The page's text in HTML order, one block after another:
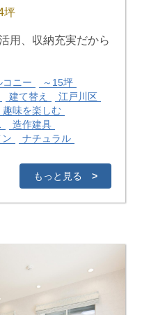
坪
用、収納充実だから
コニー
～15坪
建て替え
江戸川区
趣味を楽しむ
造作建具
ナチュラル
もっと見る >